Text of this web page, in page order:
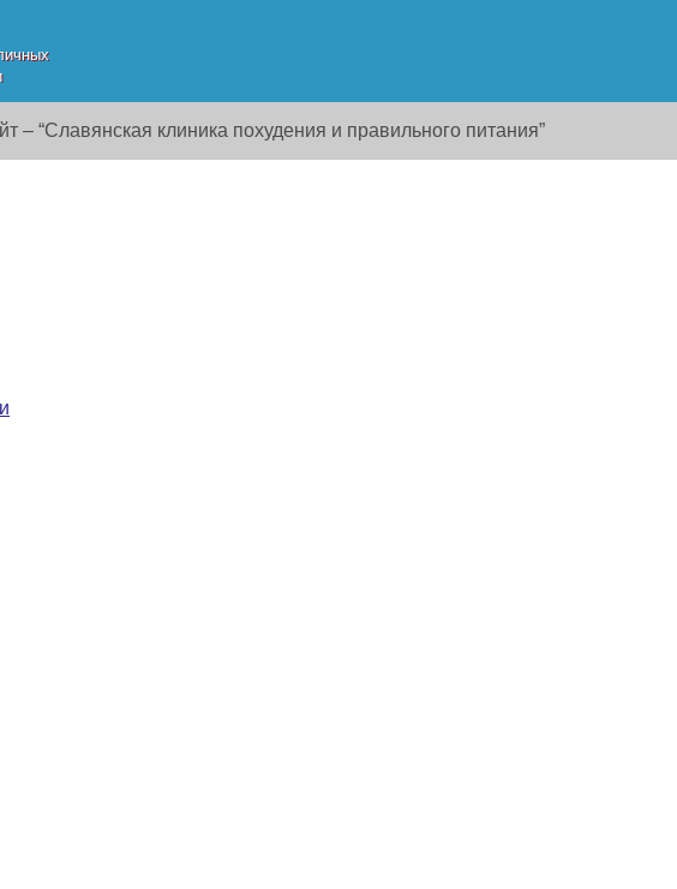
– “Славянская клиника похудения и правильного питания”